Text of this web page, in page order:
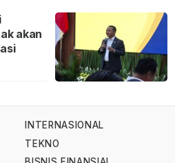
akan
INTERNASIONAL
TEKNO